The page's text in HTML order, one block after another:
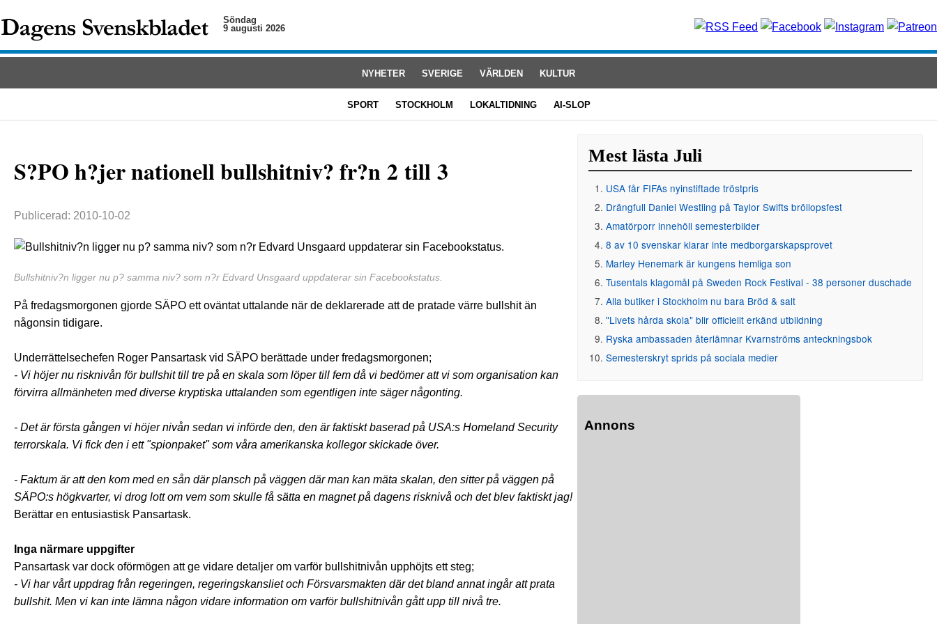
Söndag
9 augusti 2026
NYHETER SVERIGE VÄRLDEN KULTUR
SPORT STOCKHOLM LOKALTIDNING AI-SLOP
S?PO h?jer nationell bullshitniv? fr?n 2 till 3
Publicerad: 2010-10-02
Bullshitniv?n ligger nu p? samma niv? som n?r Edvard Unsgaard uppdaterar sin Facebookstatus.
På fredagsmorgonen gjorde SÄPO ett oväntat uttalande när de deklarerade att de pratade värre bullshit än
någonsin tidigare.
Underrättelsechefen Roger Pansartask vid SÄPO berättade under fredagsmorgonen;
- Vi höjer nu risknivån för bullshit till tre på en skala som löper till fem då vi bedömer att vi som organisation kan
förvirra allmänheten med diverse kryptiska uttalanden som egentligen inte säger någonting.
- Det är första gången vi höjer nivån sedan vi införde den, den är faktiskt baserad på USA:s Homeland Security
terrorskala. Vi fick den i ett "spionpaket" som våra amerikanska kollegor skickade över.
- Faktum är att den kom med en sån där plansch på väggen där man kan mäta skalan, den sitter på väggen på
SÄPO:s högkvarter, vi drog lott om vem som skulle få sätta en magnet på dagens risknivå och det blev faktiskt jag!
Berättar en entusiastisk Pansartask.
Inga närmare uppgifter
Pansartask var dock oförmögen att ge vidare detaljer om varför bullshitnivån upphöjts ett steg;
- Vi har vårt uppdrag från regeringen, regeringskansliet och Försvarsmakten där det bland annat ingår att prata
bullshit. Men vi kan inte lämna någon vidare information om varför bullshitnivån gått upp till nivå tre.
Mest lästa Juli
USA får FIFAs nyinstiftade tröstpris
Drängfull Daniel Westling på Taylor Swifts bröllopsfest
Amatörporr innehöll semesterbilder
8 av 10 svenskar klarar inte medborgarskapsprovet
Marley Henemark är kungens hemliga son
Tusentals klagomål på Sweden Rock Festival - 38 personer duschade
Alla butiker i Stockholm nu bara Bröd & salt
"Livets hårda skola" blir officiellt erkänd utbildning
Ryska ambassaden återlämnar Kvarnströms anteckningsbok
Semesterskryt sprids på sociala medier
Annons